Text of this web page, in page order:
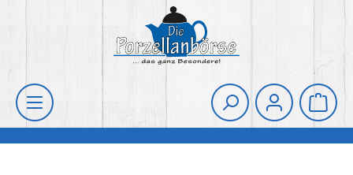
Hauptinhalt springen